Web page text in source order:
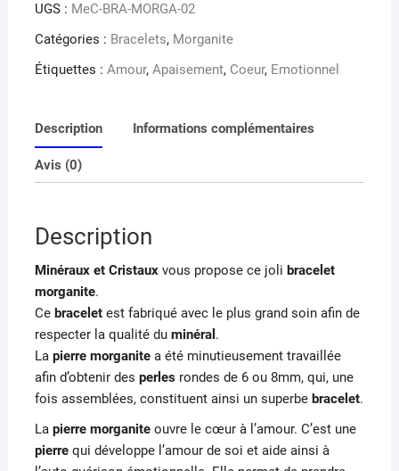
morganite
UGS : MeC-BRA-MORGA-02
Catégories : Bracelets, Morganite
Étiquettes : Amour, Apaisement, Coeur, Emotionnel
Description Informations complémentaires
Avis (0)
Description
Minéraux et Cristauxvous propose ce joli bracelet
morganite.
Ce braceletest fabriqué avec le plus grand soin afin de
respecter la qualité du minéral .
La pierre morganite a été minutieusement travaillée
afin d’obtenir des perlesrondes de 6 ou 8mm, qui, une
fois assemblées, constituent ainsi un superbe bracelet.
Lapierre morganiteouvre le cœur à l’amour. C’est une
pierrequi développe l’amour de soi et aide ainsi à